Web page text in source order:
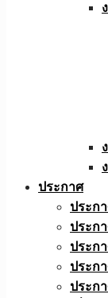
ประกาศ
ประก
ประก
ประก
ประก
ประก